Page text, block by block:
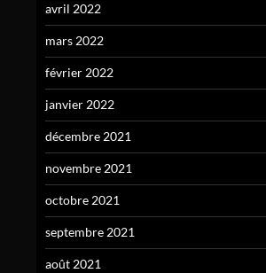
avril 2022
mars 2022
février 2022
janvier 2022
décembre 2021
novembre 2021
octobre 2021
septembre 2021
août 2021